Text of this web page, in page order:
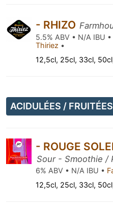
- RHIZO
5.5% ABV • N/A IBU •
Thiriez •
12,5cl, 25cl, 33cl,
ACIDULÉES / FRUITÉES
- ROUGE
Sour - Smoothie /
6% ABV • N/A IBU •
12,5cl, 25cl, 33cl,